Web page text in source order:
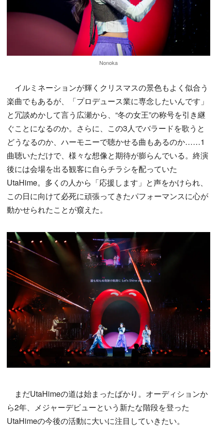
Nonoka
イルミネーションが輝くクリスマスの景色もよく似合う
楽曲でもあるが、「プロデュース業に専念したいんです」
と冗談めかして言う広瀬から、“冬の女王”の称号を引き継
ぐことになるのか。さらに、この3人でバラードを歌うと
どうなるのか、ハーモニーで聴かせる曲もあるのか……1
曲聴いただけで、様々な想像と期待が膨らんでいる。終演
後には会場を出る観客に自らチラシを配っていた
UtaHime。多くの人から「応援します」と声をかけられ、
この日に向けて必死に頑張ってきたパフォーマンスに心が
動かせられたことが窺えた。
まだUtaHimeの道は始まったばかり。オーディションか
ら2年、メジャーデビューという新たな階段を登った
UtaHimeの今後の活動に大いに注目していきたい。